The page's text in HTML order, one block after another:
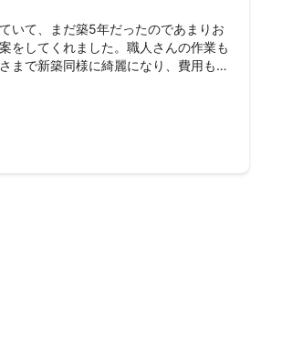
いて、まだ築5年だったのであまりお
をしてくれました。職人さんの作業も
まで新築同様に綺麗になり、費用も抑